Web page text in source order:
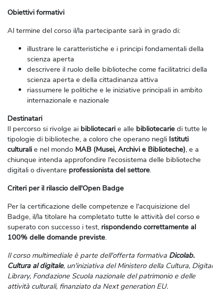
Obiettivi formativi
Al termine del corso il/la partecipante sarà in grado di:
illustrare le caratteristiche e i principi fondamentali della
scienza aperta
descrivere il ruolo delle biblioteche come facilitatrici della
scienza aperta e della cittadinanza attiva
riassumere le politiche e le iniziative principali in ambito
internazionale e nazionale
Destinatari
Il percorso si rivolge ai bibliotecari e alle bibliotecarie di tutte le
tipologie di biblioteche, a coloro che operano negli Istituti
culturali e nel mondo MAB (Musei, Archivi e Biblioteche), e a
chiunque intenda approfondire l'ecosistema delle biblioteche
digitali o diventare professionista del settore.
Criteri per il rilascio dell'Open Badge
Per la certificazione delle competenze e l'acquisizione del
Badge, il/la titolare ha completato tutte le attività del corso e
superato con successo i test, rispondendo correttamente al
100% delle domande previste.
Il corso multimediale è parte dell'offerta formativa Dicolab.
Cultura al digitale, un'iniziativa del Ministero della Cultura, Digital
Library, Fondazione Scuola nazionale del patrimonio e delle
attività culturali, finanziato da Next generation EU.